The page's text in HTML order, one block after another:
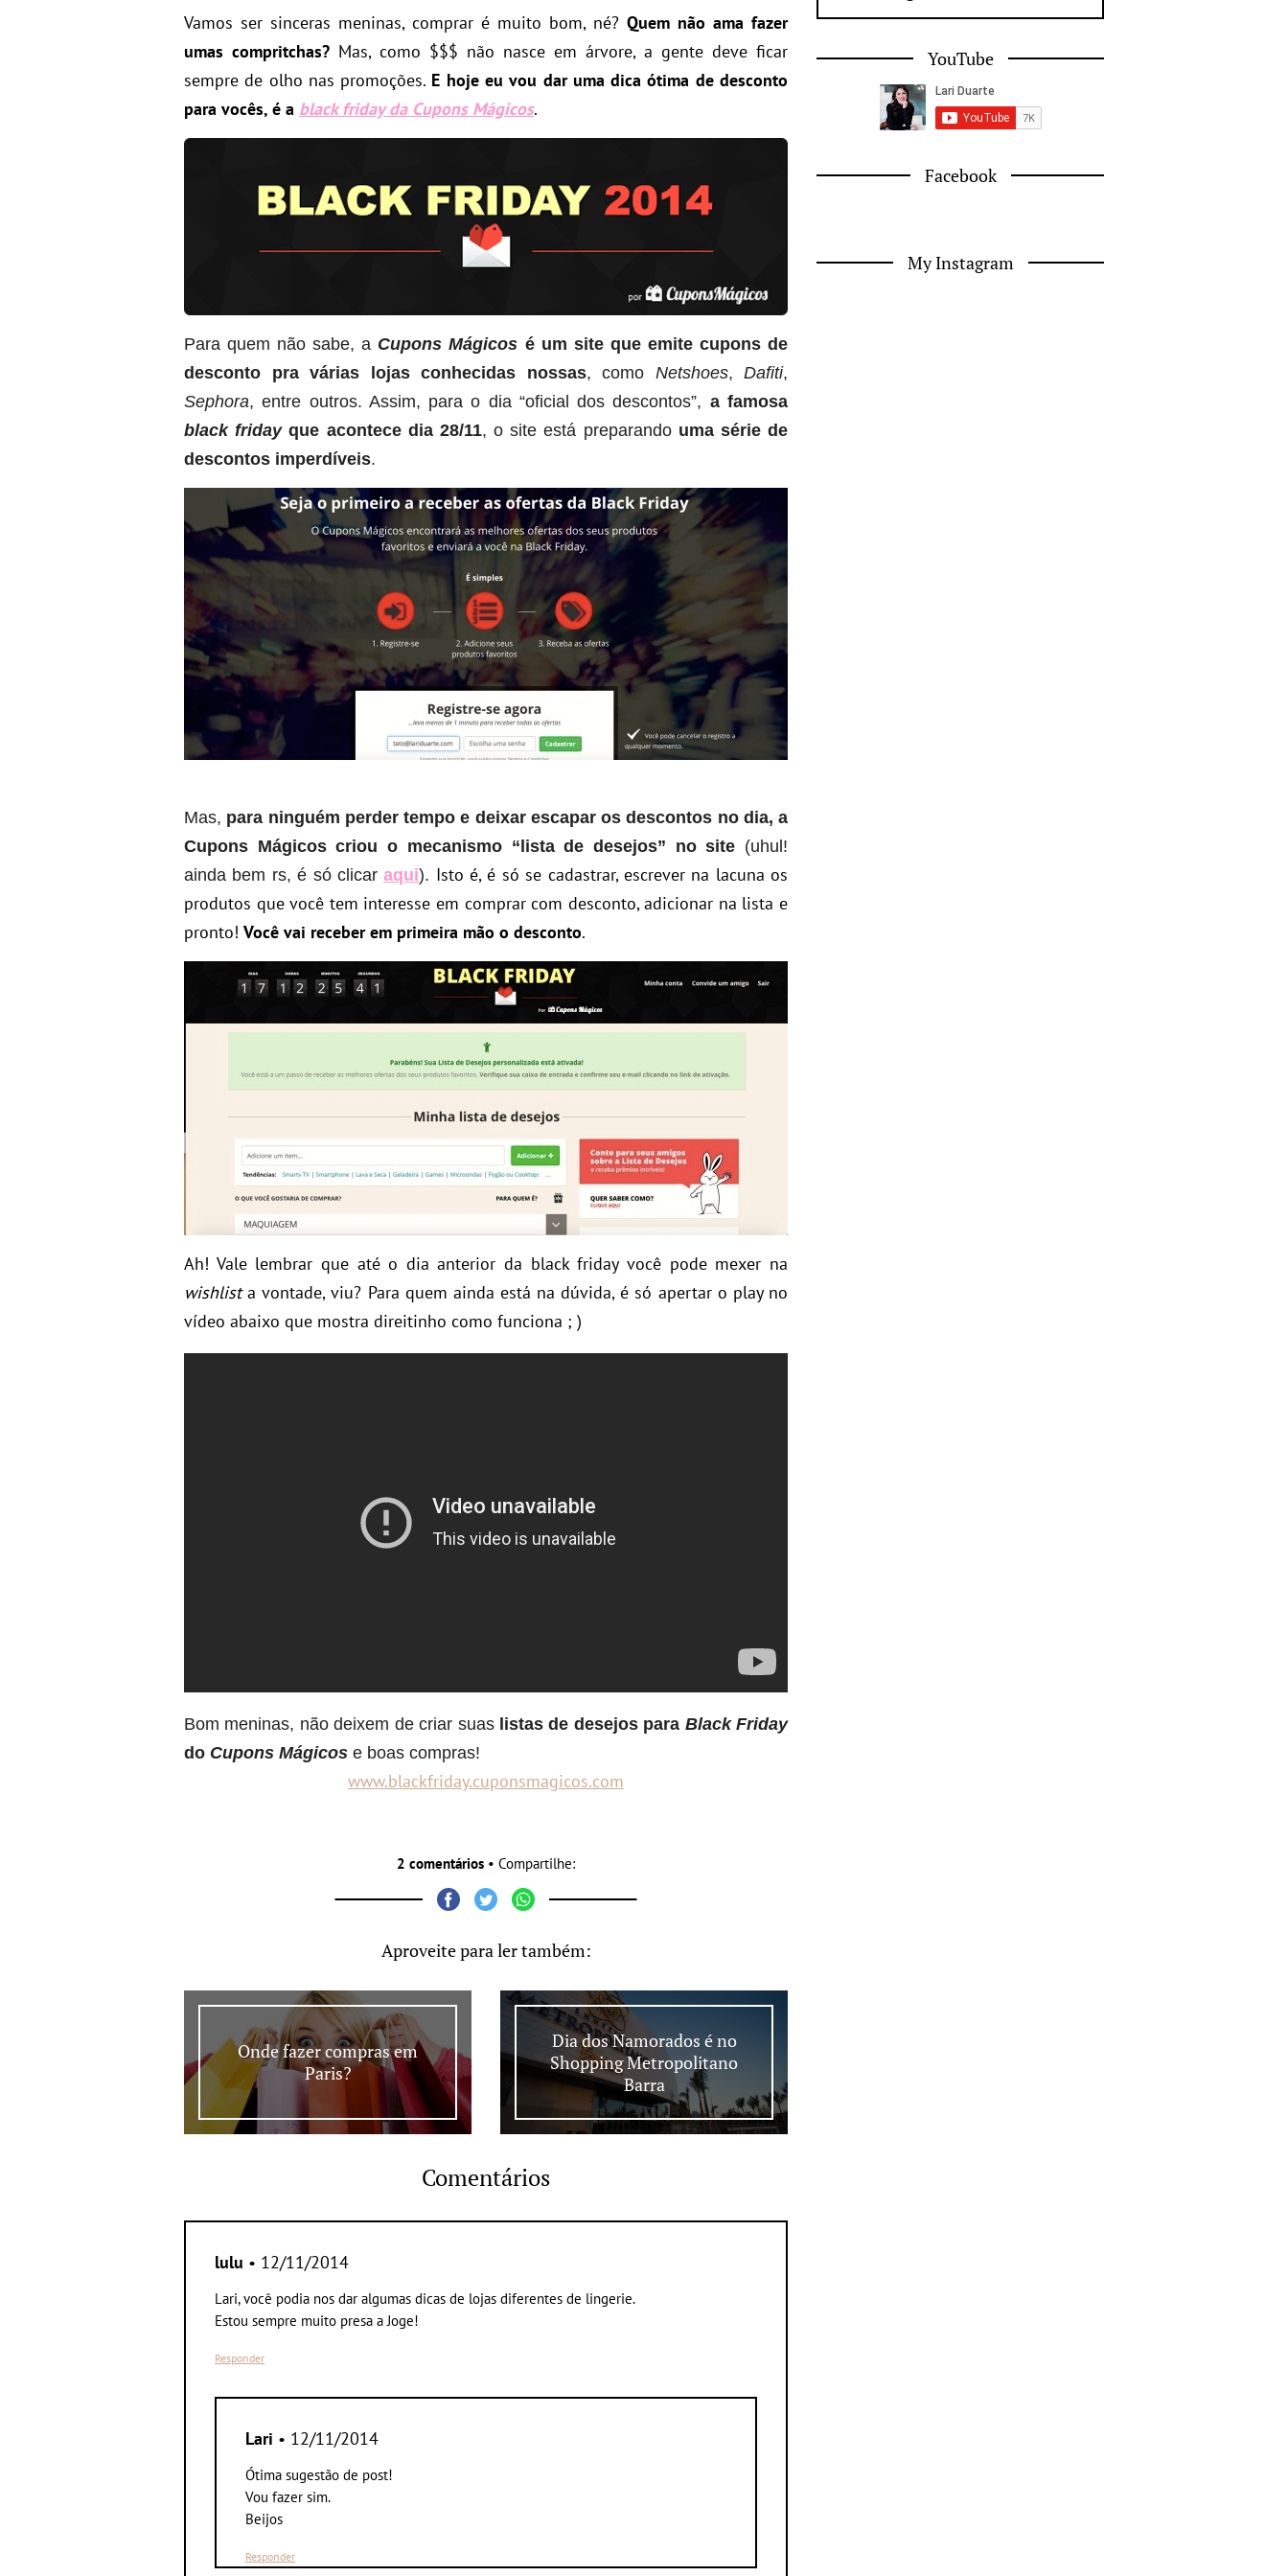
Vamos ser sinceras meninas, comprar é muito bom, né? Quem não ama fazer
umas compritchas? Mas, como $$$ não nasce em árvore, a gente deve ficar
sempre de olho nas promoções. E hoje eu vou dar uma dica ótima de desconto
para vocês, é a black friday da Cupons Mágicos.
Para quem não sabe, a Cupons Mágicos é um site que emite cupons de
desconto pra várias lojas conhecidas nossas, como Netshoes, Dafiti,
Sephora, entre outros. Assim, para o dia “oficial dos descontos”, a famosa
black fridayque acontece dia 28/11, o site está preparando uma série de
descontos imperdíveis.
Mas, para ninguém perder tempo e deixar escapar os descontos no dia, a
Cupons Mágicos criou o mecanismo “lista de desejos” no site (uhul!
ainda bem rs, é só clicaraqui). Isto é, é só se cadastrar, escrever na lacuna os
produtos que você tem interesse em comprar com desconto, adicionar na lista e
pronto! Você vai receber em primeira mão o desconto.
Ah! Vale lembrar que até o dia anterior da black friday você pode mexer na
wishlista vontade, viu? Para quem ainda está na dúvida, é só apertar o play no
vídeo abaixo que mostra direitinho como funciona ; )
Bom meninas, não deixem de criar suas listas de desejos para Black Friday
do Cupons Mágicos e boas compras!
www.blackfriday.cuponsmagicos.com
2 comentários • Compartilhe:
Aproveite para ler também:
Onde fazer compras em
Paris?
Dia dos Namorados é no
Shopping Metropolitano
Barra
Comentários
lulu • 12/11/2014
Lari, você podia nos dar algumas dicas de lojas diferentes de lingerie.
Estou sempre muito presa a Joge!
Responder
Lari • 12/11/2014
Ótima sugestão de post!
Vou fazer sim.
Beijos
Responder
YouTube
Facebook
My Instagram